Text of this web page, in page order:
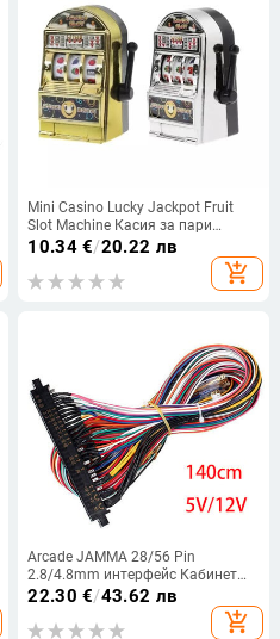
Mini Casino Lucky Jackpot Fruit
Slot Machine Касия за пари
Играчки за деца Възрастни
Забавна игра против преса
Подарък за рожден ден Парти
10.34€/20.22 лв
add_shopping_cart
Arcade JAMMA 28/56 Pin
2.8/4.8mm интерфейс Кабинет
Тел Окабеляване 140cm кабел
PCB кабел за Arcade игрови
конзоли Pandora 5V и 12V
22.30 €/43.62 лв
add_shopping_cart